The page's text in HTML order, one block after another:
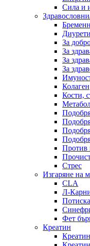
Сила и
За
За
За
За
Колаген
Кости,
Против
Стрес
Изгаряне на
CLA
Л-
Фет
Креатин